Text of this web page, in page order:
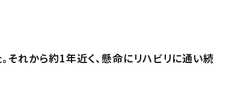
それから約1年近く、懸命にリハビリに通い続